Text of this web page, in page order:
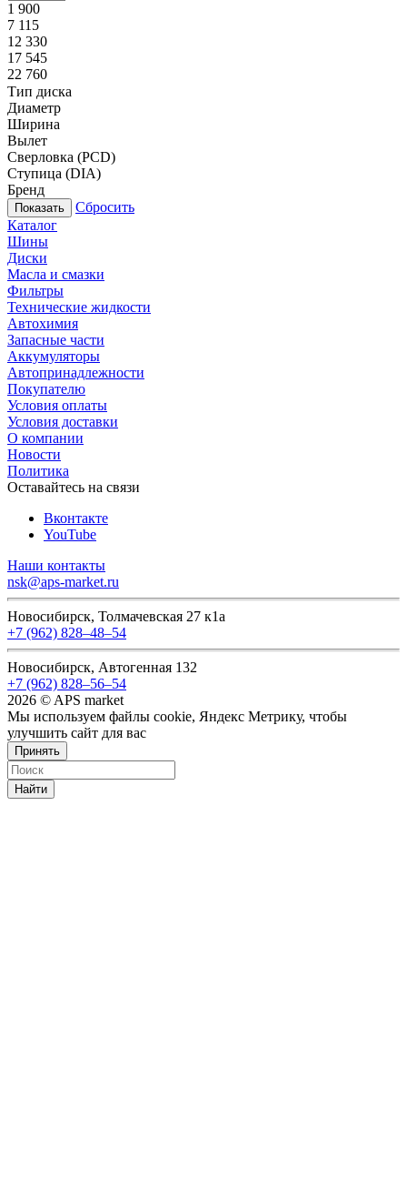
1 900
7 115
12 330
17 545
22 760
Тип диска
Диаметр
Ширина
Вылет
Сверловка (PCD)
Ступица (DIA)
Бренд
Сбросить
Каталог
Шины
Диски
Масла и смазки
Фильтры
Технические жидкости
Автохимия
Запасные части
Аккумуляторы
Автопринадлежности
Покупателю
Условия оплаты
Условия доставки
О компании
Новости
Политика
Оставайтесь на связи
Вконтакте
YouTube
Наши контакты
nsk@aps-market.ru
Новосибирск, Толмачевская 27 к1а
+7 (962) 828‒48‒54
Новосибирск, Автогенная 132
+7 (962) 828‒56‒54
2026 © APS market
Мы используем файлы cookie, Яндекс Метрику, чтобы
улучшить сайт для вас
Принять
Найти